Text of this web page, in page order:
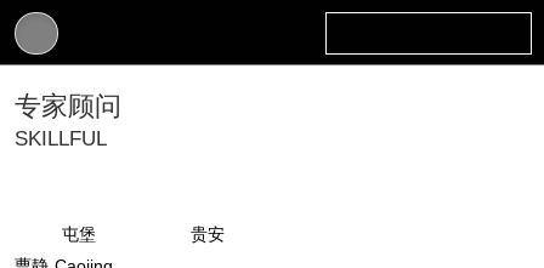
专家顾问
SKILLFUL
屯堡
贵安